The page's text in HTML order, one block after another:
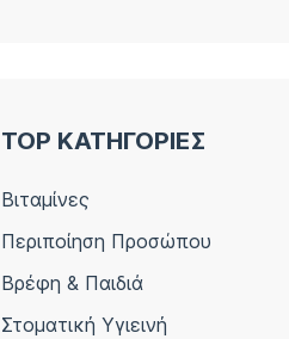
TOP ΚΑΤΗΓΟΡΙΕΣ
Βιταμίνες
Περιποίηση Προσώπου
Βρέφη & Παιδιά
Στοματική Υγιεινή